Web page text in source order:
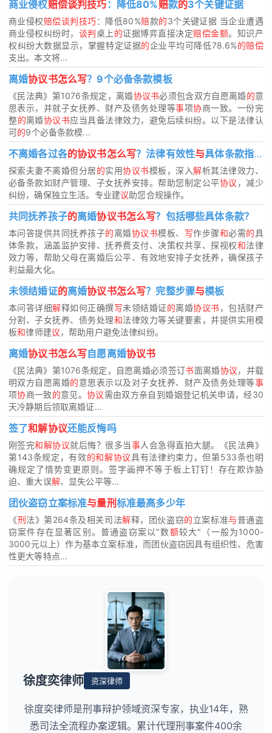
商业侵权赔偿谈判技巧 ：降低80%赔款的3个关键证据
商业侵权赔偿谈判技巧：降低80%赔款的3个关键证据 当企业遭遇
商业侵权纠纷时， 谈判桌上的证据博弈直接决定赔偿金额。知识产
权纠纷大数据显示，掌握特定证据的企业平均可降低78.6%的赔偿
支出。本文将...
离婚协议书怎么写？9个必备条款模板
《民法典》第1076条规定，离婚协议书必须包含双方自愿离婚的意
思表示，并就子女抚养、财产及债务处理等事项协商一致。一份完
整的离婚协议书应当具备法律效力，避免后续纠纷。以下是法律认
可的9个必备条款模...
不离婚各过各的协议书怎么写？法律有效性与具体条款指南
探索夫妻不离婚但分居的实用协议书模板，深入解析其法律效力、
必备条款如财产管理、子女抚养安排。帮助您制定公平协议 ，减少
纠纷，确保独立生活。专业建议助您合规操作。
共同抚养孩子的离婚协议书怎么写？包括哪些具体条款？
本问答提供共同抚养孩子的离婚协议书模板、 写作步骤和必需的具
体条款，涵盖监护安排、抚养费支付、决策权共享、探视权和法律
效力等，帮助父母在离婚后公平、有效地安排子女抚养，确保孩子
利益最大化。
未领结婚证的离婚协议书怎么写？完整步骤与模板
本问答详细解释如何正确撰写未领结婚证的离婚协议书，包括财产
分割、子女抚养、债务处理和法律效力等关键要素，并提供实用模
板和律师建议，帮助用户避免法律纠纷。
离婚协议书怎么写自愿离婚协议书
《民法典》第1076条规定，自愿离婚必须签订书面离婚协议，并载
明双方自愿离婚的意思表示以及对子女抚养、财产及债务处理等事
项协商一致的意见。协议需由双方亲自到婚姻登记机关申请，经30
天冷静期后领取离婚证...
签了和解协议还能反悔吗
刚签完和解协议就后悔？很多当事人会急得直拍大腿。《民法典》
第143条规定，有效的和解协议具有法律约束力，但第533条也明
确规定了情势变更原则。签字画押不等于板上钉钉！存在欺诈胁
迫、重大误解、显失公平等...
团伙盗窃立案标准与量刑 标准最高多少年
《刑法》第264条及相关司法解释，团伙盗窃的立案标准与普通盗
窃案件存在显著区别。普通盗窃案以"数额较大"（一般为1000-
3000元以上）作为基本立案标准，而团伙盗窃因具有组织性、危害
性更大等特点...
徐度奕律师 资深律师
徐度奕律师是刑事辩护领域资深专家，执业14年，熟
悉司法全流程办案逻辑。累计代理刑事案件400余